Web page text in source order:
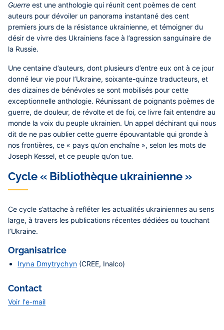
Guerre est une anthologie qui réunit cent poèmes de cent
auteurs pour dévoiler un panorama instantané des cent
premiers jours de la résistance ukrainienne, et témoigner du
désir de vivre des Ukrainiens face à l’agression sanguinaire de
la Russie.
Une centaine d’auteurs, dont plusieurs d’entre eux ont à ce jour
donné leur vie pour l’Ukraine, soixante-quinze traducteurs, et
des dizaines de bénévoles se sont mobilisés pour cette
exceptionnelle anthologie. Réunissant de poignants poèmes de
guerre, de douleur, de révolte et de foi, ce livre fait entendre au
monde la voix du peuple ukrainien. Un appel déchirant qui nous
dit de ne pas oublier cette guerre épouvantable qui gronde à
nos frontières, ce « pays qu’on enchaîne », selon les mots de
Joseph Kessel, et ce peuple qu’on tue.
Cycle « Bibliothèque ukrainienne »
Ce cycle s’attache à refléter les actualités ukrainiennes au sens
large, à travers les publications récentes dédiées ou touchant
l’Ukraine.
Organisatrice
Iryna Dmytrychyn(CREE, Inalco)
Contact
Voir l'e-mail